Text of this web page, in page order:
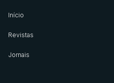
Início
Revistas
Jornais